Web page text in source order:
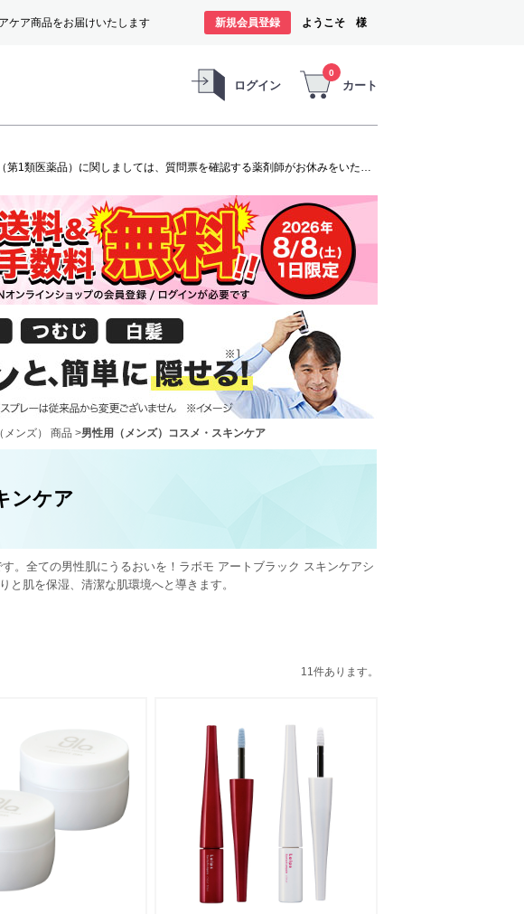
ケア商品をお届けいたします 新規会員登録 ようこそ 様
ログイン
0
カート
オンラインショップは、お盆期間中も休まずご注文の受付と商品の発送をいたします。ただし、発毛剤（第1類医薬品）に関しましては、質問票を確認する薬剤師がお休みをいただくため商品のお申し込みから発送までお時間を要します。お客様には大変ご迷惑をお掛けいたしますが、よろしくお願い申し上げます。
メンズ） 商品 >男性用（メンズ）コスメ・スキンケア
ンケア
。全ての男性肌にうるおいを！ラボモ アートブラック スキンケアシ
と肌を保湿、清潔な肌環境へと導きます。
11件あります。